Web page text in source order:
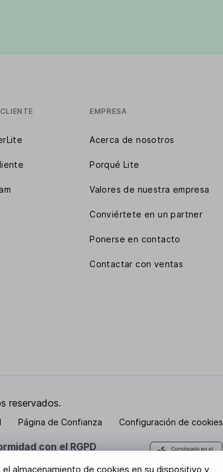
almacenamiento de cookies en su dispositivo y
EMPRESA
Acerca de nosotros
Porqué Lite
Valores de nuestra empresa
Conviértete en un partner
Ponerse en contacto
Contactar con ventas
reservados.
Página de Confianza Configuración de cookies
con el RGPD